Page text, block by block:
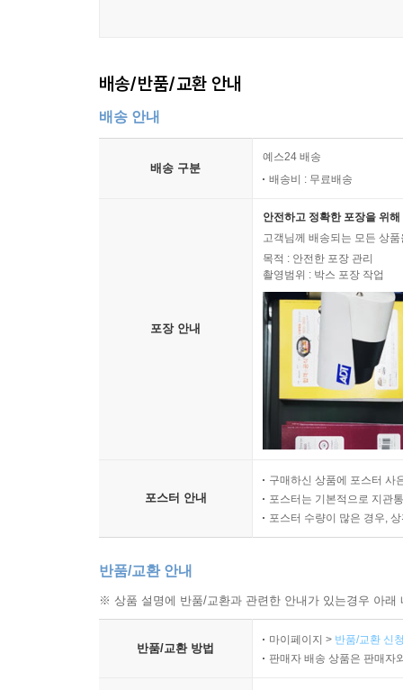
배송/반품/교환 안내
배송 안내
배송 구분
예스24 배송
배송비 : 무료배송
포장 안내
안전하고 정확한 포장을 위
고객님께 배송되는 모든 상
목적 : 안전한 포장 관리
촬영범위 : 박스 포장 작업
포스터 안내
구매하신 상품에 포스터 사
포스터는 기본적으로 지관
포스터 수량이 많은 경우,
반품/교환 안내
※ 상품 설명에 반품/교환과 관련한 안내가 있는경우 아
반품/교환 방법
마이페이지 > 반품/교환 신
판매자 배송 상품은 판매자